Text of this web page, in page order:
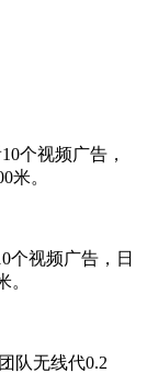
个视频广告，
米。
个视频广告，日
。
队无线代0.2